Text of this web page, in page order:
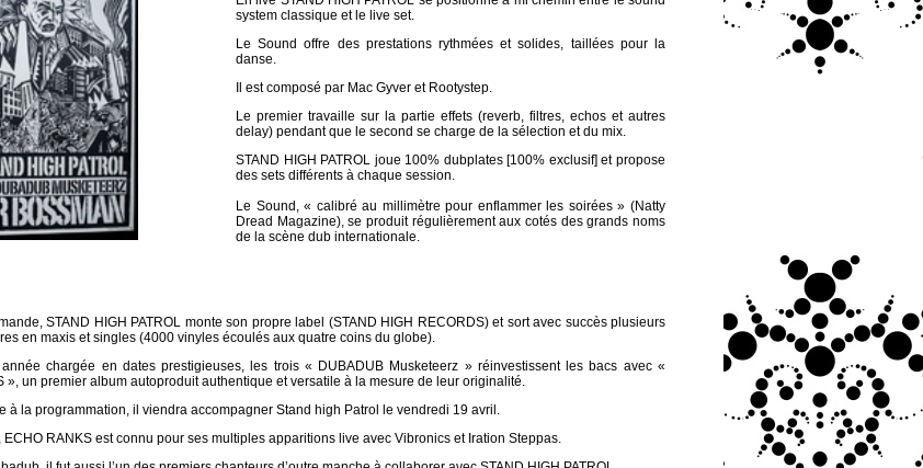
system classique et le live set.
Le Sound offre des prestations rythmées et solides, taillées pour la
danse.
Il est composé par Mac Gyver et Rootystep.
Le premier travaille sur la partie effets (reverb, filtres, echos et autres
delay) pendant que le second se charge de la sélection et du mix.
STAND HIGH PATROL joue 100% dubplates [100% exclusif] et propose
des sets différents à chaque session.
Le Sound, « calibré au millimètre pour enflammer les soirées » (Natty
Dread Magazine), se produit régulièrement aux cotés des grands noms
de la scène dub internationale.
STAND HIGH PATROL monte son propre label (STAND HIGH RECORDS) et sort avec succès plusieurs
en maxis et singles (4000 vinyles écoulés aux quatre coins du globe).
chargée en dates prestigieuses, les trois « DUBADUB Musketeerz » réinvestissent les bacs avec «
», un premier album autoproduit authentique et versatile à la mesure de leur originalité.
à la programmation, il viendra accompagner Stand high Patrol le vendredi 19 avril.
ECHO RANKS est connu pour ses multiples apparitions live avec Vibronics et Iration Steppas.